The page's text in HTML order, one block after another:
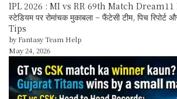
IPL 2026 : MI vs RR 69th Match
स्टेडियम पर रोमांचक मुकाबला – फैंटेसी टीम, पिच
Tips
by Fantasy Team Help
May 24, 2026